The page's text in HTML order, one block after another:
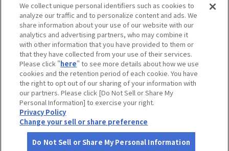
個人情報の取り扱いについて
会員優待サービスの提携をご検討の方へ
JAFホームページ
© JAPAN AUTOMOBILE FEDERATION. All rights reserved.
We collect unique personal identifiers such as cookies to
analyze our traffic and to personalize content and ads. We
share information about your use of our website with our
analytics and advertising partners, who may combine it
with other information that you have provided to them or
that they have collected from your use of their services.
Please click "here" to see more details about how we use
cookies and the retention period of each cookie. You have
the right to opt out of our sharing of your information with
our partners. Please click [Do Not Sell or Share My
Personal Information] to exercise your right.
Privacy Policy
Change your sell or share preference
Do Not Sell or Share My Personal Information